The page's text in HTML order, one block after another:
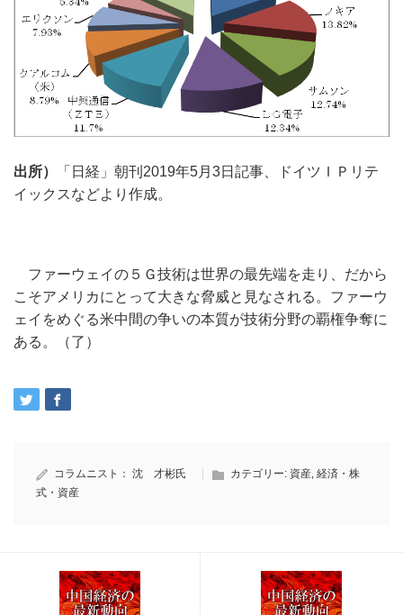
出所）
「日経」朝刊2019年5月3日記事、ドイツＩＰリテ
イックスなどより作成。
ファーウェイの５Ｇ技術は世界の最先端を走り、だから
こそアメリカにとって大きな脅威と見なされる。ファーウ
ェイをめぐる米中間の争いの本質が技術分野の覇権争奪に
ある。（了）
コラムニスト： 沈 才彬氏 カテゴリー: 資産 経済・株
式・資産